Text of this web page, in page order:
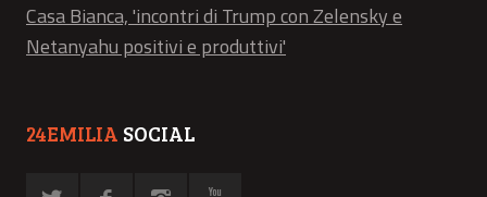
Casa Bianca, 'incontri di Trump con Zelensky e
Netanyahu positivi e produttivi'
24EMILIA SOCIAL